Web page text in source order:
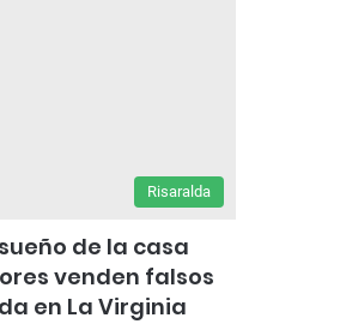
Risaralda
de la casa
venden falsos
en La Virginia